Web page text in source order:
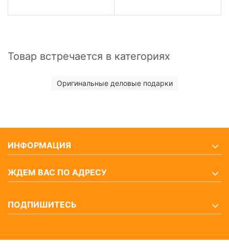
Товар встречается в категориях
Оригинальные деловые подарки
ИНФОРМАЦИЯ
ЖДЕМ ВАС ПО АДРЕСУ
ПОДПИШИТЕСЬ